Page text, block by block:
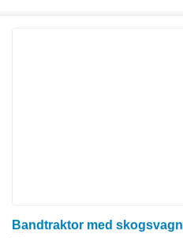
Bandtraktor med skogsvagn